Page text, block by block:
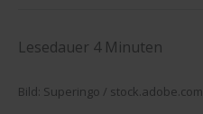
Lesedauer 4 Minuten
Bild: Superingo / stock.adobe.com